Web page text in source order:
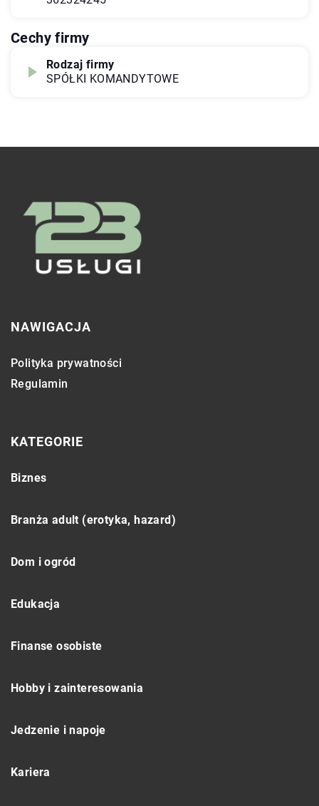
Cechy firmy
Rodzaj firmy
SPÓŁKI KOMANDYTOWE
NAWIGACJA
Polityka prywatności
Regulamin
KATEGORIE
Biznes
Branża adult (erotyka, hazard)
Dom i ogród
Edukacja
Finanse osobiste
Hobby i zainteresowania
Jedzenie i napoje
Kariera